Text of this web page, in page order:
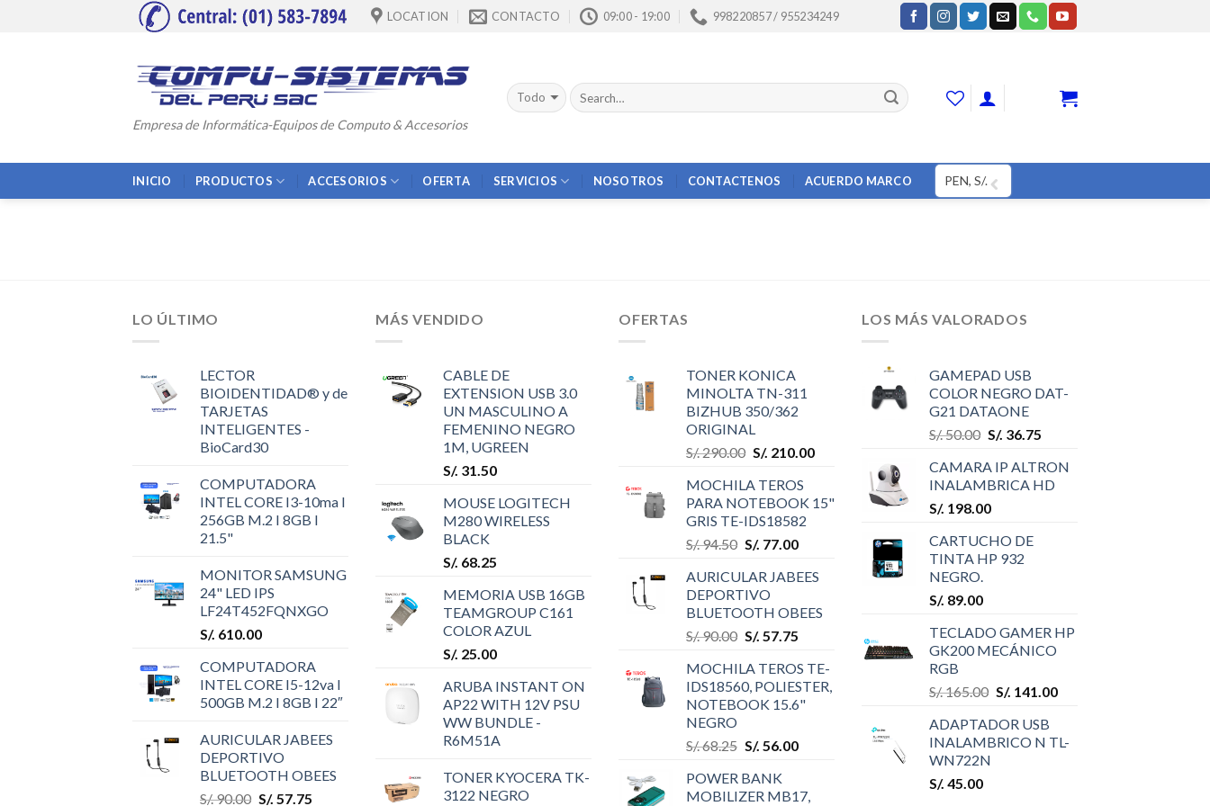
LOCATION CONTACTO 09:00 - 19:00 998220857 / 955234249
Empresa de Informática-Equipos de Computo & Accesorios
INICIO PRODUCTOS ACCESORIOS OFERTA SERVICIOS NOSOTROS CONTACTENOS ACUERDO MARCO PEN, S/.
LO ÚLTIMO
LECTOR
BIOIDENTIDAD® y de
TARJETAS
INTELIGENTES -
BioCard30
COMPUTADORA
INTEL CORE I3-10ma I
256GB M.2 I 8GB I
21.5"
MONITOR SAMSUNG
24" LED IPS
LF24T452FQNXGO
S/. 610.00
COMPUTADORA
INTEL CORE I5-12va I
500GB M.2 I 8GB I 22″
AURICULAR JABEES
DEPORTIVO
BLUETOOTH OBEES
S/.90.00 S/. 57.75
MÁS VENDIDO
CABLE DE
EXTENSION USB 3.0
UN MASCULINO A
FEMENINO NEGRO
1M, UGREEN
S/. 31.50
MOUSE LOGITECH
M280 WIRELESS
BLACK
S/. 68.25
MEMORIA USB 16GB
TEAMGROUP C161
COLOR AZUL
S/. 25.00
ARUBA INSTANT ON
AP22 WITH 12V PSU
WW BUNDLE -
R6M51A
TONER KYOCERA TK-
3122 NEGRO
OFERTAS
TONER KONICA
MINOLTA TN-311
BIZHUB 350/362
ORIGINAL
S/.290.00 S/. 210.00
MOCHILA TEROS
PARA NOTEBOOK 15"
GRIS TE-IDS18582
S/.94.50 S/. 77.00
AURICULAR JABEES
DEPORTIVO
BLUETOOTH OBEES
S/.90.00 S/. 57.75
MOCHILA TEROS TE-
IDS18560, POLIESTER,
NOTEBOOK 15.6"
NEGRO
S/.68.25 S/. 56.00
POWER BANK
MOBILIZER MB17,
LOS MÁS VALORADOS
GAMEPAD USB
COLOR NEGRO DAT-
G21 DATAONE
S/.50.00 S/. 36.75
CAMARA IP ALTRON
INALAMBRICA HD
S/. 198.00
CARTUCHO DE
TINTA HP 932
NEGRO.
S/. 89.00
TECLADO GAMER HP
GK200 MECÁNICO
RGB
S/.165.00 S/. 141.00
ADAPTADOR USB
INALAMBRICO N TL-
WN722N
S/. 45.00